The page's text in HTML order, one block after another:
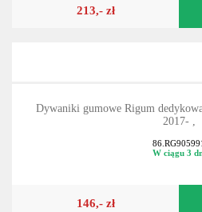
213,- zł
Dywaniki gumowe Rigum
2017- ,
W ciągu 3
146,- zł